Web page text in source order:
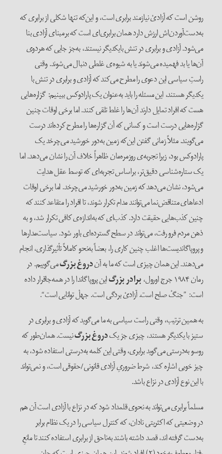
روشن است که آزادیْ نیاز‌مند برابری است، و این‌که تنها شکلی از برابری که
به‌دست‌آوردن‌اش ارزش دارد همان برابری‌ای است که بر‌مبنای آزادی بنا
می‌شود. آزادی و برابری در تنش با‌یکدیگر نیستند، به‌جز جایی که هر‌دوی
آن‌ها یا بد فهمیده می‌شوند یا به شیوه‌ی غلطی دنبال می‌شوند. وقتی
راستِ سیاسی این دعوی را مطرح می‌کند که آزادی و برابری در تنش با
یکدیگر هستند، این مسئله را باید به‌عنوان یک پارادوکس ببینیم: گزاره‌هایی
هست که افراد تمایل دارند آن‌ها را غلط تلقی کنند. اما برخی اوقات چنین
گزاره‌هایی درست است و کسانی که آن گزاره‌ها را مطرح کرده‌اند درست
می‌گویند. مثلاً زمانی گفتن این‌که زمین به‌دور خورشید می‌چرخد یک
پارادوکس بود، زیرا تجربه‌ی روز‌مره‌مان ظاهراً خلاف آن را نشان می‌دهد. اما
یک ستاره‌شناسی دقیق‌تر، بر‌اساس تجربه‌ای که توسط عقل هدایت
می‌شود، نشان می‌دهد که زمین به‌دور خورشید می‌چرخد. اما برخی اوقات
ادعا‌های متناقض‌نما می‌توانند مدام تکرار شوند، تا افراد را متقاعد کنند که
چنین کذب‌هایی حقیقت دارد. کذب‌ای که به‌اندازه‌ی کافی تکرار شد، و به
ذهن مردم فرو رفت، می‌تواند در سطح گسترده‌ای باور شود. سیاست‌مدار‌ها
و پروپاگاندیست‌ها اغلب چنین کاری را، بعضاً به‌نحو کاملاً تأثیر‌گذاری، انجام
می‌دهند. این همان چیزی است که ما به آندروغ بزرگمی‌گوییم. در
رمان ۱۹۸۴ جرج اورول،
برادر بزرگاین پروپاگاندا را در همه‌جاقرار داده
است: ”جنگْ صلح است. آزادیْ بردگی است. جهلْ توانایی است“.
به همین ترتیب، وقتی راست سیاسی به ما می‌گوید که آزادی و برابری در
ستیز با یکدیگر هستند، چیزی جز یکدروغ بزرگنیست. همان‌طور که
روسو به‌درستی می‌گوید برابری، وقتی این کلمه به‌درستی استفاده شود، به
چیز خوبی اشاره کند، شرط ضروریِ آزادی قانونی‌/‌حقوقی است، و نمی‌تواند
با این نوع آزادی در نزاع باشد.
مسلماً برابری می‌تواند به نحوی قلمداد شود که در نزاع با آزادی است آن هم
در وضعیتی که اکثریتی نادان، که کنترل سیاسی را در یک نظام برابر
به‌دست گرفته اند، قصد داشته باشند به‌ناحق از برابری استفاده کنند تا مانعِ